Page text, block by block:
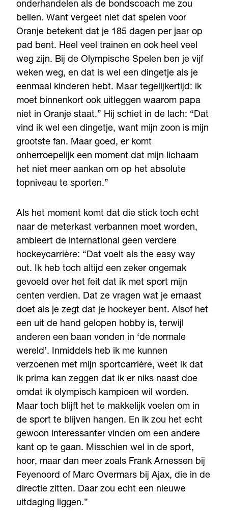
onderhandelen als de bondscoach me zou
bellen. Want vergeet niet dat spelen voor
Oranje betekent dat je 185 dagen per jaar op
pad bent. Heel veel trainen en ook heel veel
weg zijn. Bij de Olympische Spelen ben je vijf
weken weg, en dat is wel een dingetje als je
eenmaal kinderen hebt. Maar tegelijkertijd: ik
moet binnenkort ook uitleggen waarom papa
niet in Oranje staat.” Hij schiet in de lach: “Dat
vind ik wel een dingetje, want mijn zoon is mijn
grootste fan. Maar goed, er komt
onherroepelijk een moment dat mijn lichaam
het niet meer aankan om op het absolute
topniveau te sporten.”
Als het moment komt dat die stick toch echt
naar de meterkast verbannen moet worden,
ambieert de international geen verdere
hockeycarrière: “Dat voelt als the easy way
out. Ik heb toch altijd een zeker ongemak
gevoeld over het feit dat ik met sport mijn
centen verdien. Dat ze vragen wat je ernaast
doet als je zegt dat je hockeyer bent. Alsof het
een uit de hand gelopen hobby is, terwijl
anderen een baan vonden in ‘de normale
wereld’. Inmiddels heb ik me kunnen
verzoenen met mijn sportcarrière, weet ik dat
ik prima kan zeggen dat ik er niks naast doe
omdat ik olympisch kampioen wil worden.
Maar toch blijft het te makkelijk voelen om in
de sport te blijven hangen. En ik zou het echt
gewoon interessanter vinden om een andere
kant op te gaan. Misschien wel in de sport,
hoor, maar dan meer zoals Frank Arnessen bij
Feyenoord of Marc Overmars bij Ajax, die in de
directie zitten. Daar zou echt een nieuwe
uitdaging liggen.”